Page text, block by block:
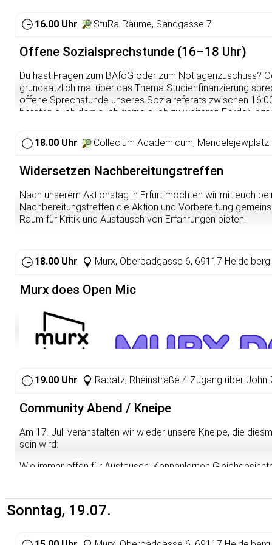
🕒 Freitag 15:00 – 16:30 (zur Vorlesungszeit) 📍
Die Beratung wird von qualifizierten Fachanwält*innen des
Studierende ist die Beratung kostenlos. Finanziert wird sie
ihr jedes Semester zahlt.
Eine Anmeldung ist nicht erforderlich, kommt einfach
Weitere Infos findet ihr immer hier:https://sturahd.de/
16.00 Uhr StuRa-Räume, Sandgasse 7
Offene Sozialsprechstunde (16–18 Uhr)
Du hast Fragen zum BAföG oder zum Notlagenzuschuss?
grundsätzlich mal über das Thema Studienfinanzierung
offene Sprechstunde unseres Sozialreferats zwischen
beraten euch dort auch gerne auch zu weiteren
kompetent, diskret.
https://sturahd.de/
18.00 Uhr Collecium Academicum, Mendelejewplatz
Widersetzen Nachbereitungstreffen
Nach unserem Aktionstag in Erfurt möchten wir mit euch
Nachbereitungstreffen die Aktion und Vorbereitung
Raum für Kritik und Austausch von Erfahrungen bieten.
Es sind alle herzlich eingeladen vorbeizukommen, auch
💜
18.00 Uhr Murx, Oberbadgasse 6, 69117 Heidelberg
Murx does Open Mic
19.00 Uhr Rabatz, Rheinstraße 4 Zugang über
Community Abend / Kneipe
Am 17. Juli veranstalten wir wieder unsere Kneipe, die
sein wird:
Wie immer offen für Austausch, Kennenlernen
queeren Lebensweisen austauschen.
Egal ob ihr interessiert oder fest entschlossen seid oder
Sonntag, 19.07.